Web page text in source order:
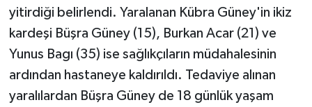
yitirdiği belirlendi. Yaralanan Kübra Güney'in ikiz
kardeşi Büşra Güney (15), Burkan Acar (21) ve
Yunus Bagı (35) ise sağlıkçıların müdahalesinin
ardından hastaneye kaldırıldı. Tedaviye alınan
yaralılardan Büşra Güney de 18 günlük yaşam